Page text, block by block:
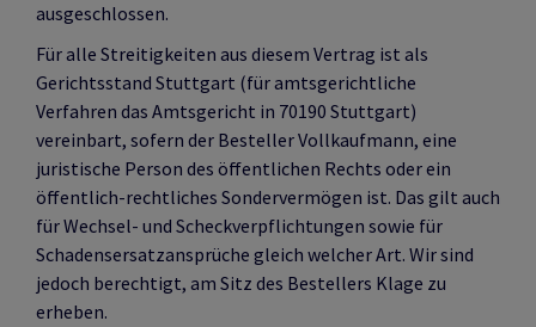
ausgeschlossen.
Für alle Streitigkeiten aus diesem Vertrag ist als
Gerichtsstand Stuttgart (für amtsgerichtliche
Verfahren das Amtsgericht in 70190 Stuttgart)
vereinbart, sofern der Besteller Vollkaufmann, eine
juristische Person des öffentlichen Rechts oder ein
öffentlich-rechtliches Sondervermögen ist. Das gilt auch
für Wechsel- und Scheckverpflichtungen sowie für
Schadensersatzansprüche gleich welcher Art. Wir sind
jedoch berechtigt, am Sitz des Bestellers Klage zu
erheben.